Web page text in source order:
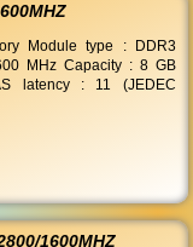
Module type : DDR3
MHz Capacity : 8 GB
latency : 11 (JEDEC
1600MHZ